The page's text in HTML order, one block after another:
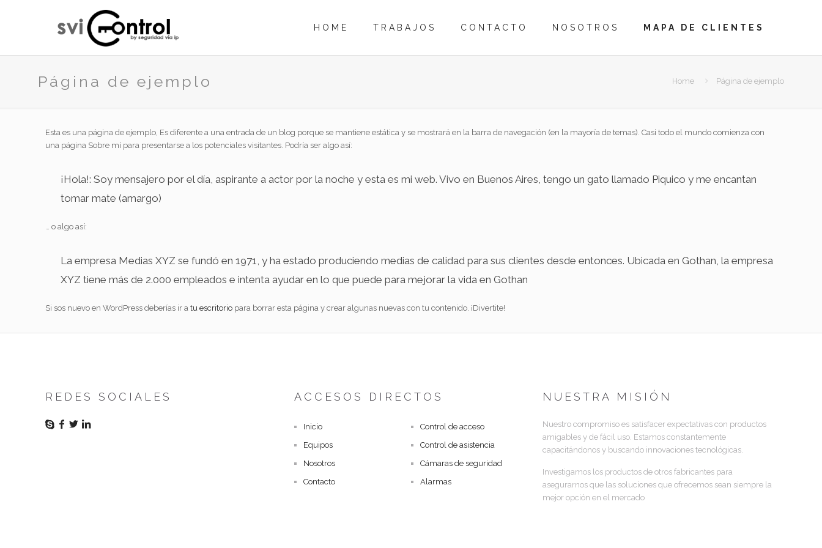
HOME TRABAJOS CONTACTO NOSOTROS MAPA DE CLIENTES
Página de ejemplo Home Página de ejemplo
Esta es una página de ejemplo, Es diferente a una entrada de un blog porque se mantiene estática y se mostrará en la barra de navegación (en la mayoría de temas). Casi todo el mundo comienza con
una página Sobre mí para presentarse a los potenciales visitantes. Podría ser algo así:
¡Hola!: Soy mensajero por el día, aspirante a actor por la noche y esta es mi web. Vivo en Buenos Aires, tengo un gato llamado Piquico y me encantan
tomar mate (amargo)
… o algo así:
La empresa Medias XYZ se fundó en 1971, y ha estado produciendo medias de calidad para sus clientes desde entonces. Ubicada en Gothan, la empresa
XYZ tiene más de 2.000 empleados e intenta ayudar en lo que puede para mejorar la vida en Gothan
Si sos nuevo en WordPress deberías ir atu escritorio para borrar esta página y crear algunas nuevas con tu contenido. ¡Divertite!
REDES SOCIALES ACCESOS DIRECTOS
Inicio
Equipos
Nosotros
Contacto
Control de acceso
Control de asistencia
Cámaras de seguridad
Alarmas
NUESTRA MISIÓN
Nuestro compromiso es satisfacer expectativas con productos
amigables y de fácil uso. Estamos constantemente
capacitándonos y buscando innovaciones tecnológicas.
Investigamos los productos de otros fabricantes para
asegurarnos que las soluciones que ofrecemos sean siempre la
mejor opción en el mercado